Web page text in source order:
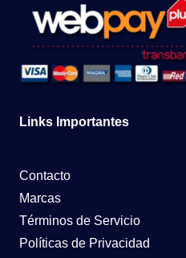
Links Importantes
Contacto
Marcas
Términos de Servicio
Políticas de Privacidad